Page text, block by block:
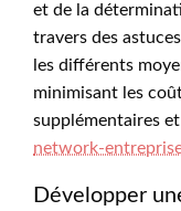
et de la
travers des
les différents
minimisant les
supplémentaires
network-
Développer